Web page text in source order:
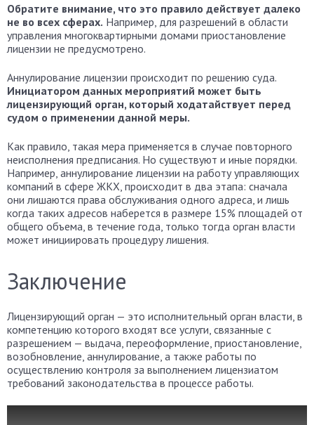
Обратите внимание, что это правило действует далеко
не во всех сферах. Например, для разрешений в области
управления многоквартирными домами приостановление
лицензии не предусмотрено.
Аннулирование лицензии происходит по решению суда.
Инициатором данных мероприятий может быть
лицензирующий орган, который ходатайствует перед
судом о применении данной меры.
Как правило, такая мера применяется в случае повторного
неисполнения предписания. Но существуют и иные порядки.
Например, аннулирование лицензии на работу управляющих
компаний в сфере ЖКХ, происходит в два этапа: сначала
они лишаются права обслуживания одного адреса, и лишь
когда таких адресов наберется в размере 15% площадей от
общего объема, в течение года, только тогда орган власти
может инициировать процедуру лишения.
Заключение
Лицензирующий орган — это исполнительный орган власти, в
компетенцию которого входят все услуги, связанные с
разрешением — выдача, переоформление, приостановление,
возобновление, аннулирование, а также работы по
осуществлению контроля за выполнением лицензиатом
требований законодательства в процессе работы.